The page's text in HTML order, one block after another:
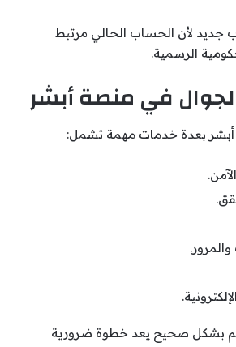
جديد لأن الحساب الحالي مرتبط
الرسمية.
في منصة أبشر
أبشر بعدة خدمات مهمة تشمل:
بشكل صحيح يعد خطوة ضرورية